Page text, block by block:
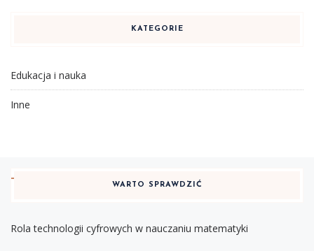
KATEGORIE
Edukacja i nauka
Inne
WARTO SPRAWDZIĆ
Rola technologii cyfrowych w nauczaniu matematyki